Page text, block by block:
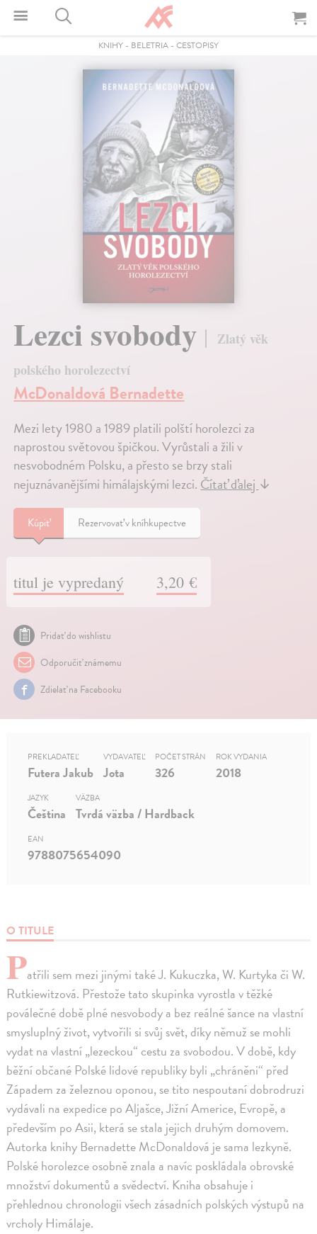
KNIHY - BELETRIA - CESTOPISY
Lezci svobody
Zlatý věk
polského horolezectví
McDonaldová Bernadette
Mezi lety 1980 a 1989 platili polští horolezci za
naprostou světovou špičkou. Vyrůstali a žili v
nesvobodném Polsku, a přesto se brzy stali
nejuznávanějšími himálajskými lezci. Čítať ďalej ↓
Kúpiť Rezervovať v kníhkupectve
titul je vypredaný 3,20 €
Pridať do wishlistu
Odporučiť známemu
Zdielať na Facebooku
O TITULE
Patřili sem mezi jinými také J. Kukuczka, W. Kurtyka či W.
Rutkiewitzová. Přestože tato skupinka vyrostla v těžké
poválečné době plné nesvobody a bez reálné šance na vlastní
smysluplný život, vytvořili si svůj svět, díky němuž se mohli
vydat na vlastní „lezeckou“ cestu za svobodou. V době, kdy
běžní občané Polské lidové republiky byli „chráněni“ před
Západem za železnou oponou, se tito nespoutaní dobrodruzi
vydávali na expedice po Aljašce, Jižní Americe, Evropě, a
především po Asii, která se stala jejich druhým domovem.
Autorka knihy Bernadette McDonaldová je sama lezkyně.
Polské horolezce osobně znala a navíc poskládala obrovské
množství dokumentů a svědectví. Kniha obsahuje i
přehlednou chronologii všech zásadních polských výstupů na
vrcholy Himálaje.
PREKLADATEĽ
Futera Jakub
VYDAVATEĽ
Jota
POČET STRÁN
326
ROK VYDANIA
2018
JAZYK
Čeština
VÄZBA
Tvrdá väzba / Hardback
EAN
9788075654090